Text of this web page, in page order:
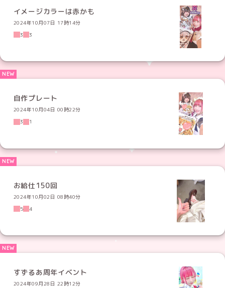
イメージカラーは赤かも
2024年10月07日 17時14分
3
3
自作プレート
2024年10月04日 00時22分
3
1
お給仕150回
2024年10月02日 08時40分
5
4
すずるあ周年イベント
2024年09月28日 22時12分